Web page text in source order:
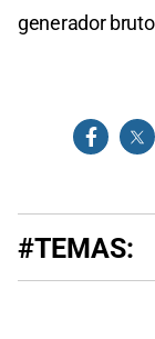
generador
#TEMAS: